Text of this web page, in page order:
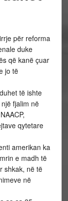
për reforma
duke
që kanë çuar
jo të
të ishte
fjalim në
qytetare
amerikan ka
e madh të
shkak, në të
në